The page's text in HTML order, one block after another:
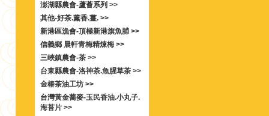
澎湖縣農會-蘆薈系列 >>
其他-好茶.薰香.薑. >>
新港區漁會-頂極新港旗魚脯 >>
信義鄉 晨軒青梅精煉梅 >>
三峽鎮農會-茶 >>
台東縣農會-洛神茶.魚腥草茶 >>
金椿茶油工坊 >>
台灣黃金蕎麥-玉民香油.小丸子.
海苔片 >>